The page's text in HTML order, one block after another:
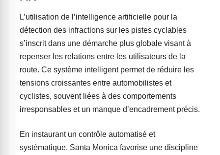
L’utilisation de l’intelligence artificielle pour la
détection des infractions sur les pistes cyclables
s’inscrit dans une démarche plus globale visant à
repenser les relations entre les utilisateurs de la
route. Ce système intelligent permet de réduire les
tensions croissantes entre automobilistes et
cyclistes, souvent liées à des comportements
irresponsables et un manque d’encadrement précis.
En instaurant un contrôle automatisé et
systématique, Santa Monica favorise une discipline